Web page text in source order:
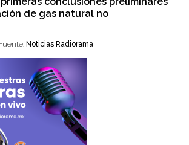
de gas natural no
Noticias Radiorama